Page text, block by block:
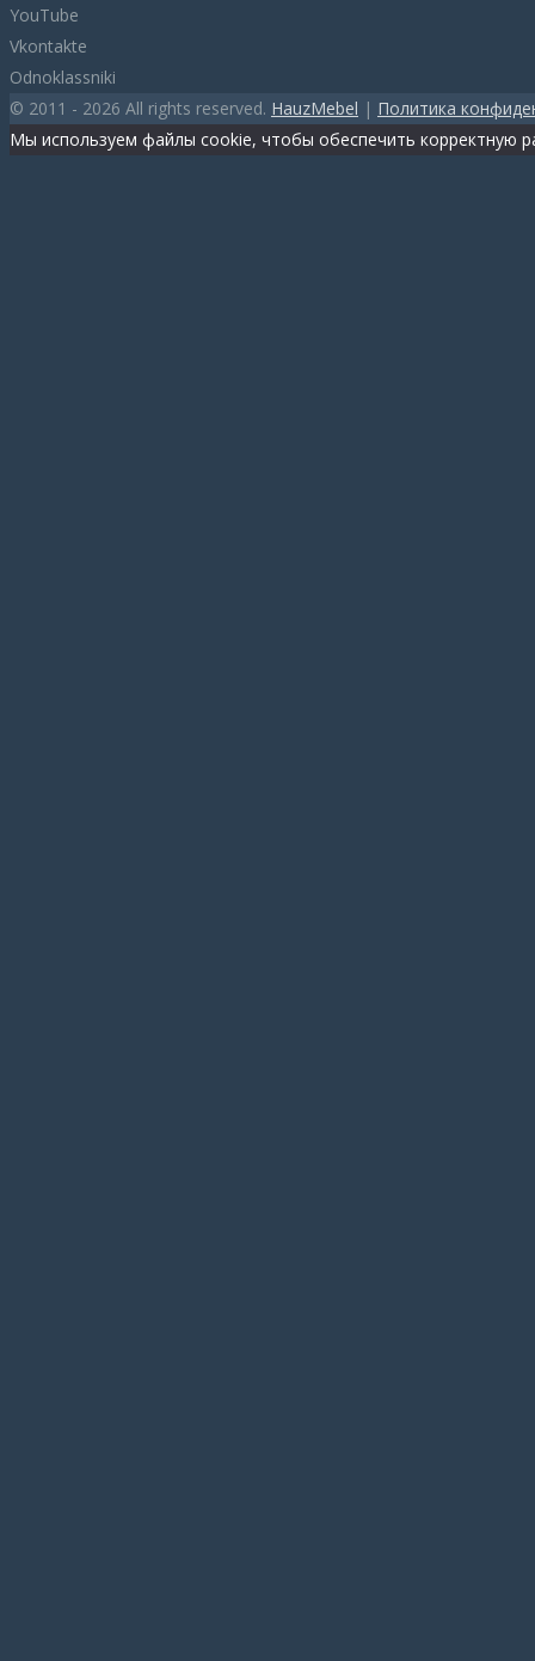
YouTube
Vkontakte
Odnoklassniki
© 2011 - 2026 All rights reserved. HauzMebel | Политика
Мы используем файлы cookie, чтобы обеспечить корректную